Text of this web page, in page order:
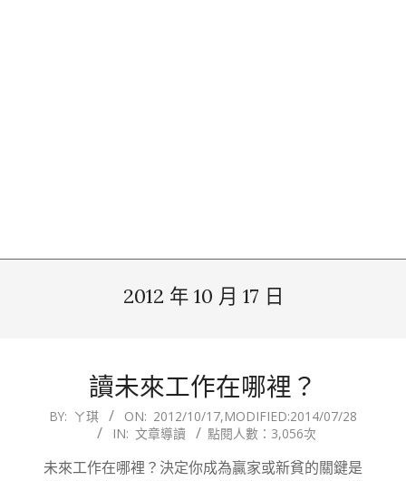
2012 年 10 月 17 日
讀未來工作在哪裡？
2012-
17
BY: ㄚ琪 ON: 2012/10/17,MODIFIED:2014/07/28
IN: 文章導讀 點閱人數：3,056次
未來工作在哪裡？決定你成為贏家或新貧的關鍵是